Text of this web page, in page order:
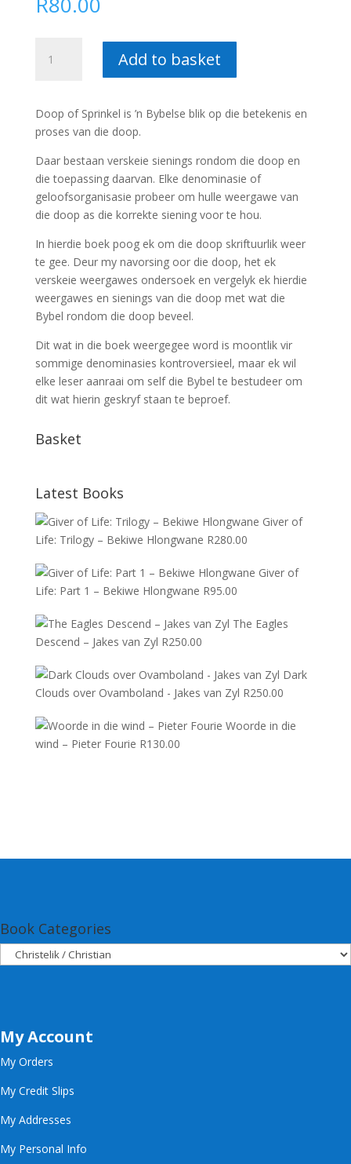
Chris
van
Niekerk
quantity
Add to basket
Doop of Sprinkel is ’n Bybelse blik op die betekenis en
proses van die doop.
Daar bestaan verskeie sienings rondom die doop en
die toepassing daarvan. Elke denominasie of
geloofsorganisasie probeer om hulle weergawe van
die doop as die korrekte siening voor te hou.
In hierdie boek poog ek om die doop skriftuurlik weer
te gee. Deur my navorsing oor die doop, het ek
verskeie weergawes ondersoek en vergelyk ek hierdie
weergawes en sienings van die doop met wat die
Bybel rondom die doop beveel.
Dit wat in die boek weergegee word is moontlik vir
sommige denominasies kontroversieel, maar ek wil
elke leser aanraai om self die Bybel te bestudeer om
dit wat hierin geskryf staan te beproef.
Basket
Latest Books
Giver of
Life: Trilogy – Bekiwe Hlongwane R280.00
Giver of
Life: Part 1 – Bekiwe Hlongwane R95.00
The Eagles
Descend – Jakes van Zyl R250.00
Dark
Clouds over Ovamboland - Jakes van Zyl R250.00
Woorde in die
wind – Pieter Fourie R130.00
Book Categories
My Account
My Orders
My Credit Slips
My Addresses
My Personal Info